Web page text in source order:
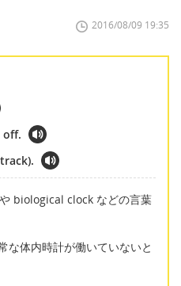
2016/08/09 19:35
off.
biological clock などの言葉
な体内時計が働いていないと